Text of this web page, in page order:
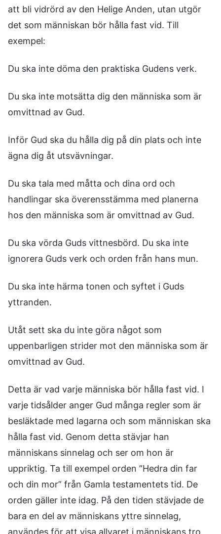
att bli vidrörd av den Helige Anden, utan utgör
det som människan bör hålla fast vid. Till
exempel:
Du ska inte döma den praktiska Gudens verk.
Du ska inte motsätta dig den människa som är
omvittnad av Gud.
Inför Gud ska du hålla dig på din plats och inte
ägna dig åt utsvävningar.
Du ska tala med måtta och dina ord och
handlingar ska överensstämma med planerna
hos den människa som är omvittnad av Gud.
Du ska vörda Guds vittnesbörd. Du ska inte
ignorera Guds verk och orden från hans mun.
Du ska inte härma tonen och syftet i Guds
yttranden.
Utåt sett ska du inte göra något som
uppenbarligen strider mot den människa som är
omvittnad av Gud.
Detta är vad varje människa bör hålla fast vid. I
varje tidsålder anger Gud många regler som är
besläktade med lagarna och som människan ska
hålla fast vid. Genom detta stävjar han
människans sinnelag och ser om hon är
uppriktig. Ta till exempel orden ”Hedra din far
och din mor” från Gamla testamentets tid. De
orden gäller inte idag. På den tiden stävjade de
bara en del av människans yttre sinnelag,
användes för att visa allvaret i människans tro